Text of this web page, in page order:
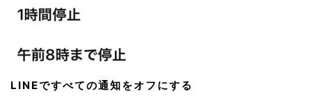
LINEですべての通知をオフにする